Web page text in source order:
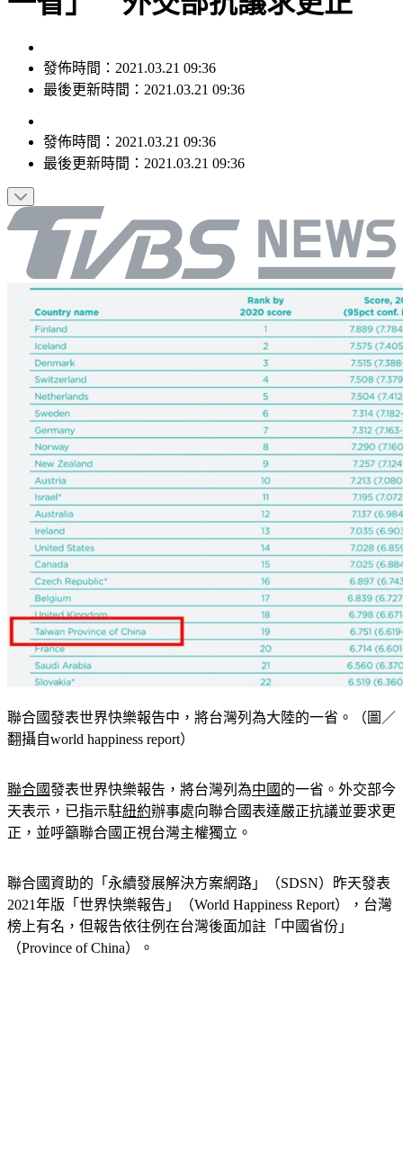
一省」 外交部抗議求更正
發佈時間：2021.03.21 09:36
發佈時間：2021.03.21 09:36
聯合國發表世界快樂報告中，將台灣列為大陸的一省。（圖／
聯合國 發表世界快樂報告，將台灣列為中國的一省。外交部今
天表示，已指示駐 紐約辦事處向聯合國表達嚴正抗議並要求更
聯合國資助的「永續發展解決方案網路」（SDSN）昨天發表
2021年版「世界快樂報告」（World Happiness Report），台灣
榜上有名，但報告依往例在台灣後面加註「中國省份」